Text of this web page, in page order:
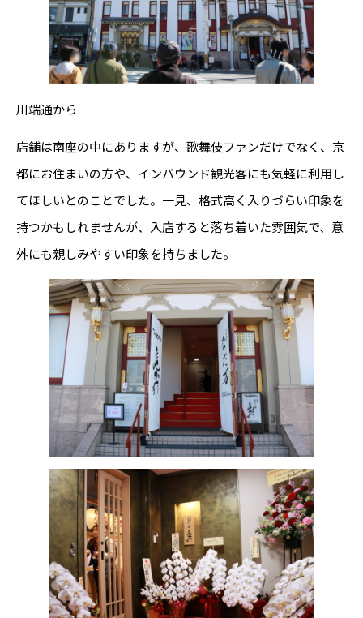
川端通から
店舗は南座の中にありますが、歌舞伎ファンだけでなく、京
都にお住まいの方や、インバウンド観光客にも気軽に利用し
てほしいとのことでした。一見、格式高く入りづらい印象を
持つかもしれませんが、入店すると落ち着いた雰囲気で、意
外にも親しみやすい印象を持ちました。